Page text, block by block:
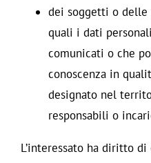
dei soggetti o
quali i dati
comunicati o che
conoscenza in
designato nel
responsabili o
L’interessato ha diritto